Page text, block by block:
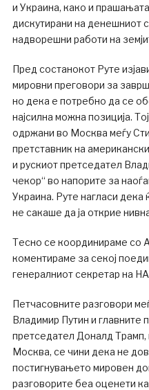
и Украина, како и
дискутирани на денешниот
надворешни работи на
Пред состанокот Руте
мировни преговори за
но дека е потребно да се
најсилна можна позиција.
одржани во Москва меѓу
претставник на
и рускиот претседател
чекор“ во напорите за
Украина. Руте нагласи дека
не сакаше да ја открие
Тесно се координираме со
коментираме за секој
генералниот секретар на
Петчасовните разговори
Владимир Путин и главните
претседател Доналд
Москва, се чини дека не
постигнувањето мировен
разговорите беа оценети